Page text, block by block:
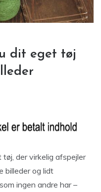
dit eget tøj
tøj, der virkelig afspejler
billeder og lidt
ingen andre har –